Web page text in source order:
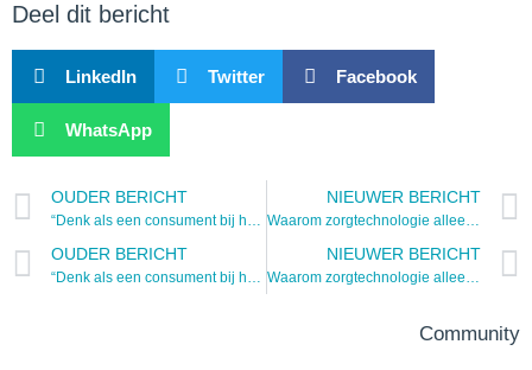
Deel dit bericht
LinkedIn Twitter Facebook
WhatsApp
OUDER BERICHT
“Denk als een consument bij het investeren in zorgsensoren”
NIEUWER BERICHT
Waarom zorgtechnologie alleen succesvol is in het juiste ecosysteem
OUDER BERICHT
“Denk als een consument bij het investeren in zorgsensoren”
NIEUWER BERICHT
Waarom zorgtechnologie alleen succesvol is in het juiste ecosysteem
Community